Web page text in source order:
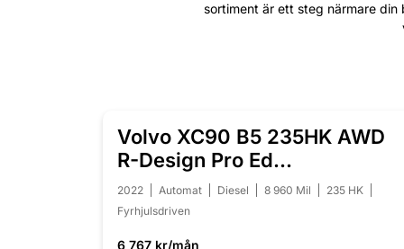
sortiment är ett steg närmare
NYINKOMMEN
Volvo XC90 B5 235HK AWD
R-Design Pro Ed
/B&W/Pano/360/7-sits
2022 Automat Diesel 8 960 Mil
235 HK
Fyrhjulsdriven
6 767 kr/mån